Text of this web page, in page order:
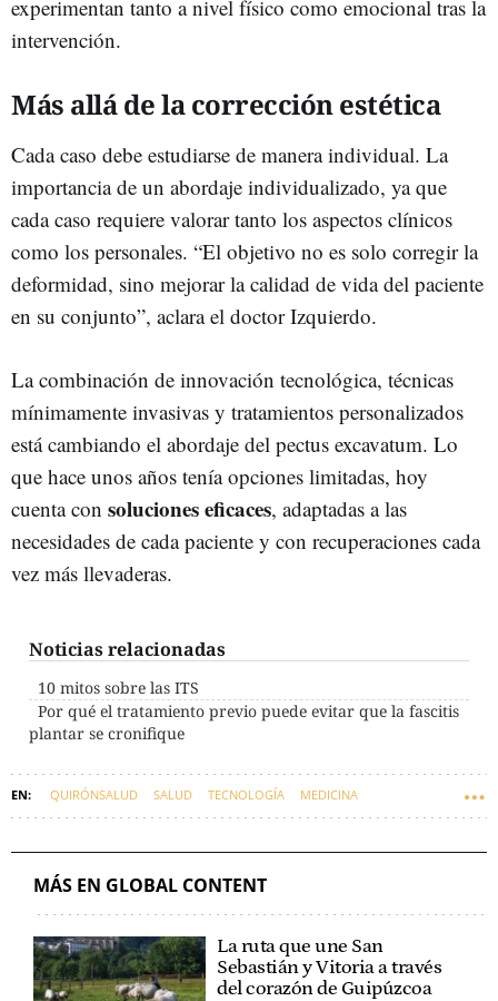
experimentan tanto a nivel físico como emocional tras la
intervención.
Más allá de la corrección estética
Cada caso debe estudiarse de manera individual. La
importancia de un abordaje individualizado, ya que
cada caso requiere valorar tanto los aspectos clínicos
como los personales. “El objetivo no es solo corregir la
deformidad, sino mejorar la calidad de vida del paciente
en su conjunto”, aclara el doctor Izquierdo.
La combinación de innovación tecnológica, técnicas
mínimamente invasivas y tratamientos personalizados
está cambiando el abordaje del pectus excavatum. Lo
que hace unos años tenía opciones limitadas, hoy
cuenta con soluciones eficaces, adaptadas a las
necesidades de cada paciente y con recuperaciones cada
vez más llevaderas.
Noticias relacionadas
10 mitos sobre las ITS
Por qué el tratamiento previo puede evitar que la fascitis
plantar se cronifique
QUIRÓNSALUD SALUD TECNOLOGÍA MEDICINA
MÁS EN GLOBAL CONTENT
La ruta que une San
Sebastián y Vitoria a través
del corazón de Guipúzcoa